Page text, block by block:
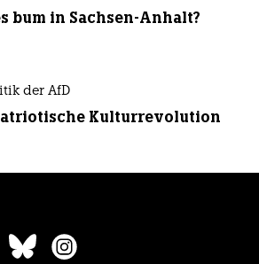
bum in Sachsen-Anhalt?
der AfD
Kulturrevolution